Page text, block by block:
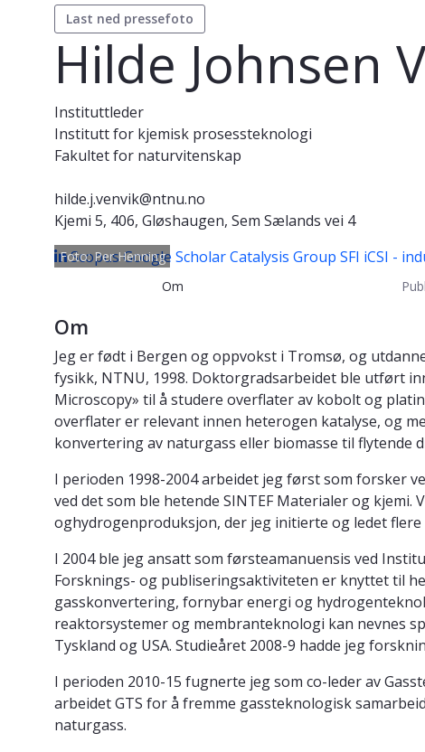
Foto: Per Henning
Last ned pressefoto
Hilde Johnsen
Instituttleder
Institutt for kjemisk prosessteknologi
Fakultet for naturvitenskap
hilde.j.venvik@ntnu.no
Kjemi 5, 406, Gløshaugen, Sem Sælands vei 4
Scopus Google ScholarCatalysis Group SFI iCSI -
Om
Om
Jeg er født i Bergen og oppvokst i Tromsø, og
fysikk, NTNU, 1998. Doktorgradsarbeidet ble utført
Microscopy» til å studere overflater av kobolt og
overflater er relevant innen heterogen katalyse, og
konvertering av naturgass eller biomasse til flytende
I perioden 1998-2004 arbeidet jeg først som forsker
ved det som ble hetende SINTEF Materialer og
oghydrogenproduksjon, der jeg initierte og ledet
I 2004 ble jeg ansatt som førsteamanuensis ved
Forsknings- og publiseringsaktiviteten er knyttet til
gasskonvertering, fornybar energi og
reaktorsystemer og membranteknologi kan nevnes
Tyskland og USA. Studieåret 2008-9 hadde jeg
I perioden 2010-15 fugnerte jeg som co-leder av
arbeidet GTS for å fremme gassteknologisk
naturgass.